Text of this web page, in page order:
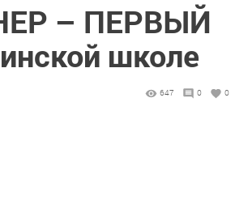
– ПЕРВЫЙ
школе
647 0 0